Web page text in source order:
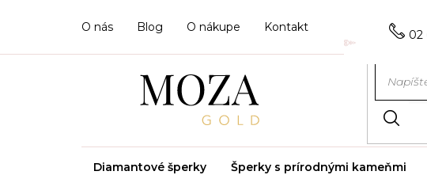
02
O nás Blog O nákupe Kontakt
Diamantové šperky Šperky s prírodnými kameňmi